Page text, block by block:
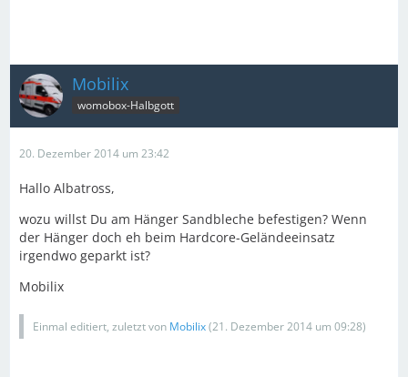
Mobilix
womobox-Halbgott
20. Dezember 2014 um 23:42
Hallo Albatross,
wozu willst Du am Hänger Sandbleche befestigen? Wenn
der Hänger doch eh beim Hardcore-Geländeeinsatz
irgendwo geparkt ist?
Mobilix
Einmal editiert, zuletzt von Mobilix(21. Dezember 2014 um 09:28)